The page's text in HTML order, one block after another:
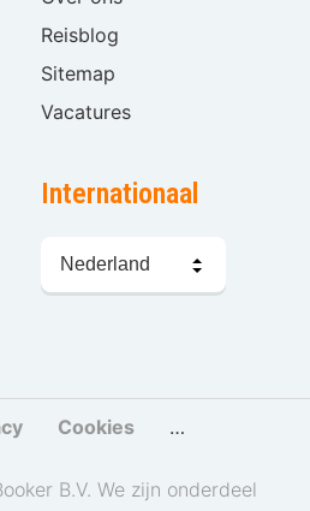
Reisblog
Sitemap
Vacatures
Internationaal
kiezen
Cookies Cookies
B.V. We zijn onderdeel